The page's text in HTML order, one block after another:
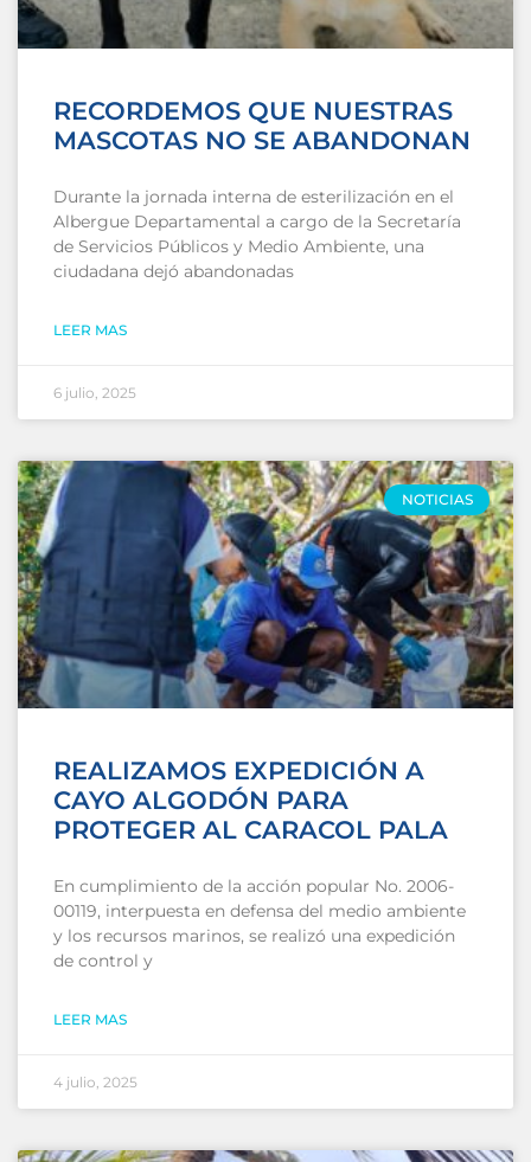
RECORDEMOS QUE NUESTRAS
MASCOTAS NO SE ABANDONAN
Durante la jornada interna de esterilización en el
Albergue Departamental a cargo de la Secretaría
de Servicios Públicos y Medio Ambiente, una
ciudadana dejó abandonadas
LEER MAS
6 julio, 2025
NOTICIAS
REALIZAMOS EXPEDICIÓN A
CAYO ALGODÓN PARA
PROTEGER AL CARACOL PALA
En cumplimiento de la acción popular No. 2006-
00119, interpuesta en defensa del medio ambiente
y los recursos marinos, se realizó una expedición
de control y
LEER MAS
4 julio, 2025